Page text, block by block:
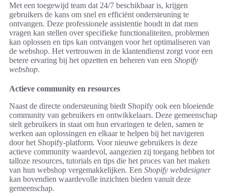
Met een toegewijd team dat 24/7 beschikbaar is, krijgen
gebruikers de kans om snel en efficiënt ondersteuning te
ontvangen. Deze professionele assistentie houdt in dat men
vragen kan stellen over specifieke functionaliteiten, problemen
kan oplossen en tips kan ontvangen voor het optimaliseren van
de webshop. Het vertrouwen in de klantendienst zorgt voor een
betere ervaring bij het opzetten en beheren van een Shopify
webshop.
Actieve community en resources
Naast de directe ondersteuning biedt Shopify ook een bloeiende
community van gebruikers en ontwikkelaars. Deze gemeenschap
stelt gebruikers in staat om hun ervaringen te delen, samen te
werken aan oplossingen en elkaar te helpen bij het navigeren
door het Shopify-platform. Voor nieuwe gebruikers is deze
actieve community waardevol, aangezien zij toegang hebben tot
talloze resources, tutorials en tips die het proces van het maken
van hun webshop vergemakkelijken. Een Shopify webdesigner
kan bovendien waardevolle inzichten bieden vanuit deze
gemeenschap.